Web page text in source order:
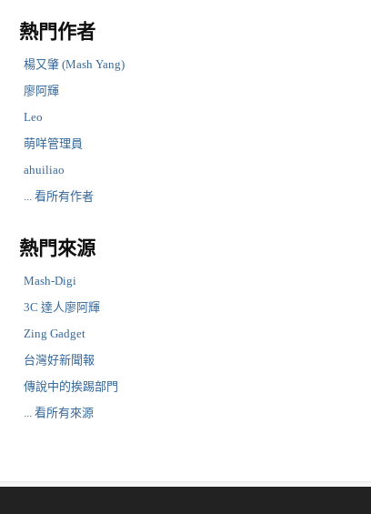
熱門作者
楊又肇 (Mash Yang)
廖阿輝
Leo
萌咩管理員
ahuiliao
... 看所有作者
熱門來源
Mash-Digi
3C 達人廖阿輝
Zing Gadget
台灣好新聞報
傳說中的挨踢部門
... 看所有來源